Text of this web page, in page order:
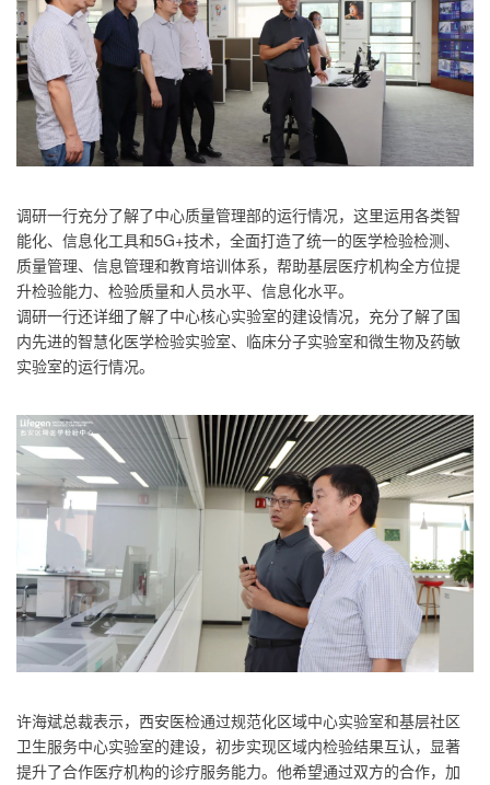
调研一行充分了解了中心质量管理部的运行情况，这里运用各类智
能化、信息化工具和5G+技术，全面打造了统一的医学检验检测、
质量管理、信息管理和教育培训体系，帮助基层医疗机构全方位提
升检验能力、检验质量和人员水平、信息化水平。
调研一行还详细了解了中心核心实验室的建设情况，充分了解了国
内先进的智慧化医学检验实验室、临床分子实验室和微生物及药敏
实验室的运行情况。
许海斌总裁表示，西安医检通过规范化区域中心实验室和基层社区
卫生服务中心实验室的建设，初步实现区域内检验结果互认，显著
提升了合作医疗机构的诊疗服务能力。他希望通过双方的合作，加